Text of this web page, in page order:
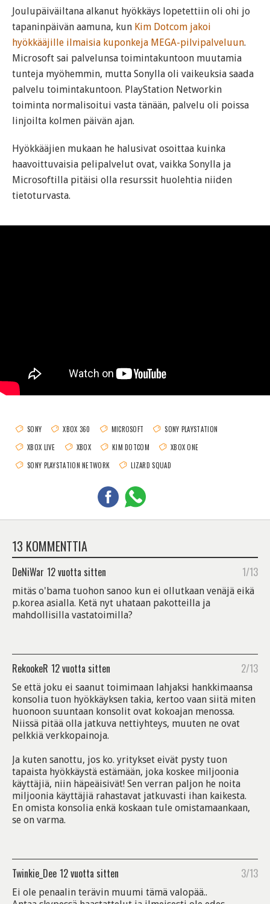
Joulupäiväiltana alkanut hyökkäys lopetettiin oli ohi jo
tapaninpäivän aamuna, kun Kim Dotcom jakoi
hyökkääjille ilmaisia kuponkeja MEGA-pilvipalveluun.
Microsoft sai palvelunsa toimintakuntoon muutamia
tunteja myöhemmin, mutta Sonylla oli vaikeuksia saada
palvelu toimintakuntoon. PlayStation Networkin
toiminta normalisoitui vasta tänään, palvelu oli poissa
linjoilta kolmen päivän ajan.
Hyökkääjien mukaan he halusivat osoittaa kuinka
haavoittuvaisia pelipalvelut ovat, vaikka Sonylla ja
Microsoftilla pitäisi olla resurssit huolehtia niiden
tietoturvasta.
SONY XBOX 360 MICROSOFT
SONY PLAYSTATION
XBOX LIVE
XBOX KIM DOTCOM
XBOX ONE
SONY PLAYSTATION NETWORK
LIZARD SQUAD
13 KOMMENTTIA
DeNiWar 12 vuotta sitten 1/13
mitäs o'bama tuohon sanoo kun ei ollutkaan venäjä eikä
p.korea asialla. Ketä nyt uhataan pakotteilla ja
mahdollisilla vastatoimilla?
RekookeR 12 vuotta sitten 2/13
Se että joku ei saanut toimimaan lahjaksi hankkimaansa
konsolia tuon hyökkäyksen takia, kertoo vaan siitä miten
huonoon suuntaan konsolit ovat kokoajan menossa.
Niissä pitää olla jatkuva nettiyhteys, muuten ne ovat
pelkkiä verkkopainoja.
Ja kuten sanottu, jos ko. yritykset eivät pysty tuon
tapaista hyökkäystä estämään, joka koskee miljoonia
käyttäjiä, niin häpeäisivät! Sen verran paljon he noita
miljoonia käyttäjiä rahastavat jatkuvasti ihan kaikesta.
En omista konsolia enkä koskaan tule omistamaankaan,
se on varma.
Twinkie_Dee 12 vuotta sitten 3/13
Ei ole penaalin terävin muumi tämä valopää..